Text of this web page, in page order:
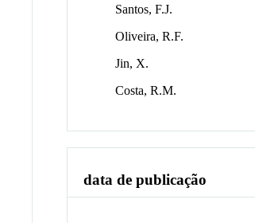
Santos, F.J.
Oliveira, R.F.
Jin, X.
Costa, R.M.
data de publicação